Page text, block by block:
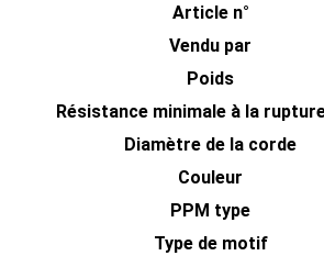
Article n°
Vendu par
Poids
Résistance minimale à la
Diamètre de la corde
Couleur
PPM type
Type de motif